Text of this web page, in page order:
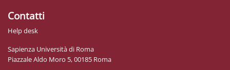
Contatti
Help desk
Sapienza Università di Roma
Piazzale Aldo Moro 5, 00185 Roma